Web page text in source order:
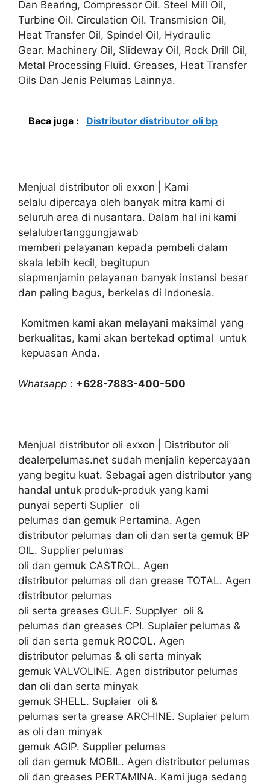
Dan Bearing, Compressor Oil. Steel Mill Oil,
Turbine Oil. Circulation Oil. Transmision Oil,
Heat Transfer Oil, Spindel Oil, Hydraulic
Gear. Machinery Oil, Slideway Oil, Rock Drill Oil,
Metal Processing Fluid. Greases, Heat Transfer
Oils Dan Jenis Pelumas Lainnya.
Baca juga : Distributor distributor oli bp
Menjual distributor oli exxon | Kami
selalu dipercaya oleh banyak mitra kami di
seluruh area di nusantara. Dalam hal ini kami
selalubertanggungjawab
memberi pelayanan kepada pembeli dalam
skala lebih kecil, begitupun
siapmenjamin pelayanan banyak instansi besar
dan paling bagus, berkelas di Indonesia.
Komitmen kami akan melayani maksimal yang
berkualitas, kami akan bertekad optimal untuk
kepuasan Anda.
Whatsapp : +628-7883-400-500
Menjual distributor oli exxon | Distributor oli
dealerpelumas.net sudah menjalin kepercayaan
yang begitu kuat. Sebagai agen distributor yang
handal untuk produk-produk yang kami
punyai seperti Suplier oli
pelumas dan gemuk Pertamina. Agen
distributor pelumas dan oli dan serta gemuk BP
OIL. Supplier pelumas
oli dan gemuk CASTROL. Agen
distributor pelumas oli dan grease TOTAL. Agen
distributor pelumas
oli serta greases GULF. Supplyer oli &
pelumas dan greases CPI. Suplaier pelumas &
oli dan serta gemuk ROCOL. Agen
distributor pelumas & oli serta minyak
gemuk VALVOLINE. Agen distributor pelumas
dan oli dan serta minyak
gemuk SHELL. Suplaier oli &
pelumas serta grease ARCHINE. Suplaier pelum
as oli dan minyak
gemuk AGIP. Supplier pelumas
oli dan gemuk MOBIL. Agen distributor pelumas
oli dan greases PERTAMINA. Kami juga sedang